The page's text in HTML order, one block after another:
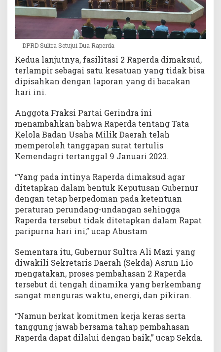
DPRD Sultra Setujui Dua Raperda
Kedua lanjutnya, fasilitasi 2 Raperda dimaksud,
terlampir sebagai satu kesatuan yang tidak bisa
dipisahkan dengan laporan yang di bacakan
hari ini.
Anggota Fraksi Partai Gerindra ini
menambahkan bahwa Raperda tentang Tata
Kelola Badan Usaha Milik Daerah telah
memperoleh tanggapan surat tertulis
Kemendagri tertanggal 9 Januari 2023.
“Yang pada intinya Raperda dimaksud agar
ditetapkan dalam bentuk Keputusan Gubernur
dengan tetap berpedoman pada ketentuan
peraturan perundang-undangan sehingga
Raperda tersebut tidak ditetapkan dalam Rapat
paripurna hari ini,” ucap Abustam
Sementara itu, Gubernur Sultra Ali Mazi yang
diwakili Sekretaris Daerah (Sekda) Asrun Lio
mengatakan, proses pembahasan 2 Raperda
tersebut di tengah dinamika yang berkembang
sangat menguras waktu, energi, dan pikiran.
“Namun berkat komitmen kerja keras serta
tanggung jawab bersama tahap pembahasan
Raperda dapat dilalui dengan baik,” ucap Sekda.